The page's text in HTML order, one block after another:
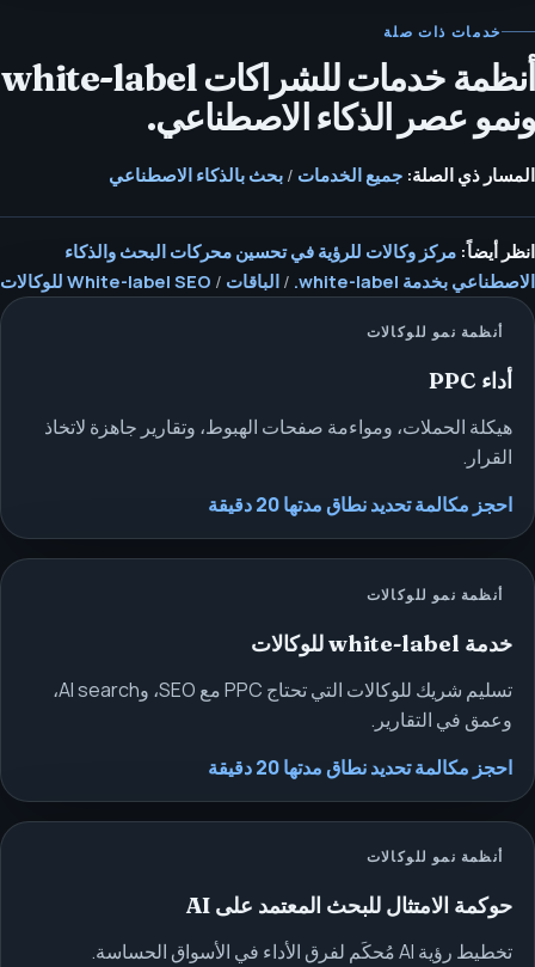
خدمات ذات صلة
أنظمة خدمات للشراكات white-label
ونمو عصر الذكاء الاصطناعي.
المسار ذي الصلة: جميع الخدمات / بحث بالذكاء الاصطناعي
انظر أيضاً: مركز وكالات للرؤية في تحسين محركات البحث والذكاء
الاصطناعي بخدمة white-label.
/ الباقات / White-label SEO للوكالات
أنظمة نمو للوكالات
أداء PPC
هيكلة الحملات، ومواءمة صفحات الهبوط، وتقارير جاهزة لاتخاذ
القرار.
احجز مكالمة تحديد نطاق مدتها 20 دقيقة
أنظمة نمو للوكالات
خدمة white-label للوكالات
تسليم شريك للوكالات التي تحتاج PPC مع SEO، وAI search،
وعمق في التقارير.
احجز مكالمة تحديد نطاق مدتها 20 دقيقة
أنظمة نمو للوكالات
حوكمة الامتثال للبحث المعتمد على AI
تخطيط رؤية AI مُحكَم لفرق الأداء في الأسواق الحساسة.